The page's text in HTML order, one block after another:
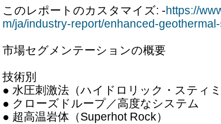
このレポートのカスタマイズ: -https://
m/ja/industry-report/enhanced-
市場セグメンテーションの概要
技術別
● 水圧刺激法（ハイドロリック・スティ
● クローズドループ／高度なシステム
● 超高温岩体（Superhot Rock）